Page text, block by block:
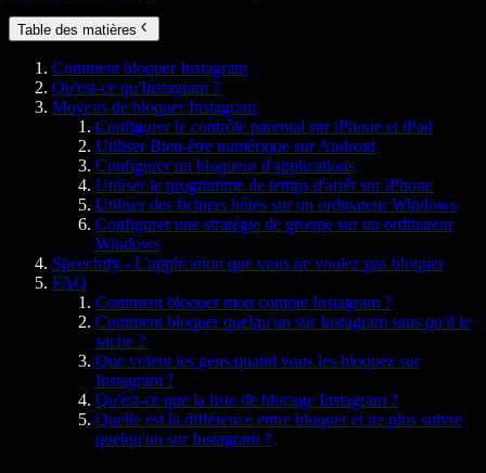
Table des matières
Comment bloquer Instagram
Qu'est-ce qu'Instagram ?
Moyens de bloquer Instagram
Configurer le contrôle parental sur iPhone et iPad
Utiliser Bien-être numérique sur Android
Configurer un bloqueur d'applications
Utiliser le programme de temps d'arrêt sur iPhone
Utiliser des fichiers hôtes sur un ordinateur Windows
Configurer une stratégie de groupe sur un ordinateur
Windows
Speechify - L'application que vous ne voulez pas bloquer
FAQ
Comment bloquer mon compte Instagram ?
Comment bloquer quelqu'un sur Instagram sans qu'il le
sache ?
Que voient les gens quand vous les bloquez sur
Instagram ?
Qu'est-ce que la liste de blocage Instagram ?
Quelle est la différence entre bloquer et ne plus suivre
quelqu'un sur Instagram ?